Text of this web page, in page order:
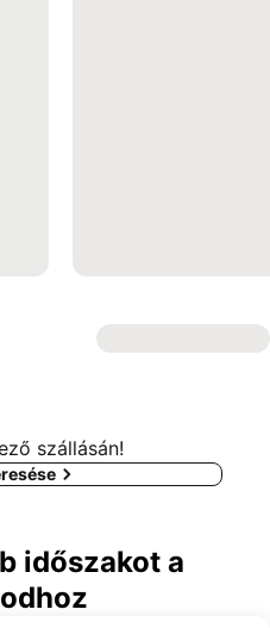
szállásán!
időszakot a